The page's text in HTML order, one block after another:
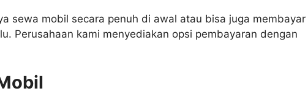
sewa mobil secara penuh di awal atau bisa juga membayar
Perusahaan kami menyediakan opsi pembayaran dengan